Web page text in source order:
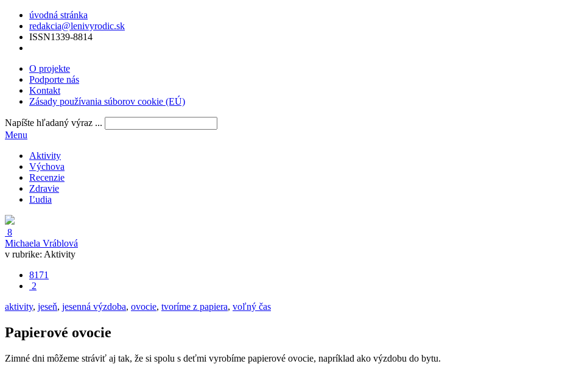
úvodná stránka
redakcia@lenivyrodic.sk
ISSN1339-8814
O projekte
Podporte nás
Kontakt
Zásady používania súborov cookie (EÚ)
Napíšte hľadaný výraz ...
Menu
Aktivity
Výchova
Recenzie
Zdravie
Ľudia
8
Michaela Vráblová
v rubrike: Aktivity
8171
2
aktivity, jeseň, jesenná výzdoba, ovocie, tvoríme z papiera, voľný čas
Papierové ovocie
Zimné dni môžeme stráviť aj tak, že si spolu s deťmi vyrobíme papierové ovocie, napríklad ako výzdobu do bytu.